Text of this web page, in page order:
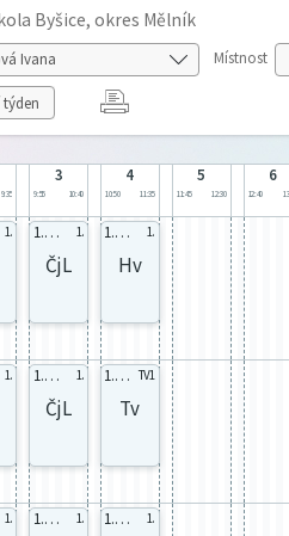
Byšice, okres Mělník
Místnost
9:35
3
9:55 10:40
4
10:50 11:35
5
11:45 12:30
6
12:40
1. 1. celá 1.
ČjL
1. celá 1.
Hv
1. 1. celá 1.
ČjL
1. TVd TV1
Tv
1. 1. VvA 1. 1. celá 1.